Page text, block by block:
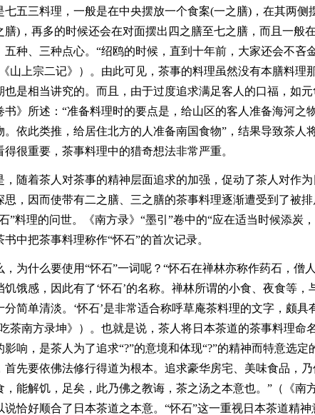
七五三料理，一般是在中央摆放一个食案(一之膳)，在其两侧
膳)，再多的时候还会在对面摆出四之膳至七之膳，而且一般
五种、三种点心。“绍鸥的时候，直到十年前，大家还会不吝
山上宗二记》）。由此可见，茶事的料理虽然没有本膳料理
也是相当讲究的。而且，由于过度追求满足客人的口福，如元
书》所述：“准备料理时的要点是，给山区的客人准备海河之
。依此类推，给居住北方的人准备南国食物”，结果导致茶人
得很重要，茶事料理中的猎奇想法非常严重。
，随着茶人对茶事的精神层面追求的加强，促动了茶人对作
思，因而使带有二之膳、三之膳的茶事料理逐渐遭受到了被
”料理的问世。《南方录》“墨引”卷中的“应在适当时候添炭
书中把茶事料理称作“怀石”的首次记录。
，为什么要使用“怀石”一词呢？“怀石在禅林亦称作药石，僧
饥饿感，因此有了‘怀石’的名称。禅林所谓的小食、夜食等，
分简单清淡。‘怀石’是非常适合称呼草庵茶料理的文字，颇具
茶南方录坤》）。也就是说，茶人将日本茶道的茶事料理命
影响，是茶人为了追求“?”的意境和体现“?”的精神而特意选定
首先要依佛法修行得道为根本。追求豪华房宅、美味食品，
，能解饥，足矣，此乃佛之教诲，茶之汤之本意也。”（《南
说恰好顺合了日本茶道之本意。“怀石”这一重视日本茶道精